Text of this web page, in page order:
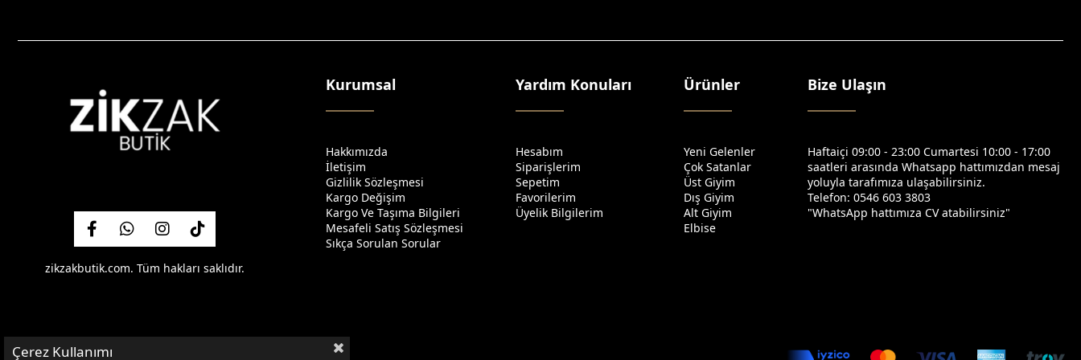
zikzakbutik.com. Tüm hakları saklıdır.
Kurumsal
Hakkımızda
İletişim
Gizlilik Sözleşmesi
Kargo Değişim
Kargo Ve Taşıma Bilgileri
Mesafeli Satış Sözleşmesi
Sıkça Sorulan Sorular
Yardım Konuları
Hesabım
Siparişlerim
Sepetim
Favorilerim
Üyelik Bilgilerim
Ürünler
Yeni Gelenler
Çok Satanlar
Üst Giyim
Dış Giyim
Alt Giyim
Elbise
Bize Ulaşın
Haftaiçi 09:00 - 23:00 Cumartesi 10:00 - 17:00
saatleri arasında Whatsapp hattımızdan mesaj
yoluyla tarafımıza ulaşabilirsiniz.
Telefon: 0546 603 3803
"WhatsApp hattımıza CV atabilirsiniz"
Çerez Kullanımı